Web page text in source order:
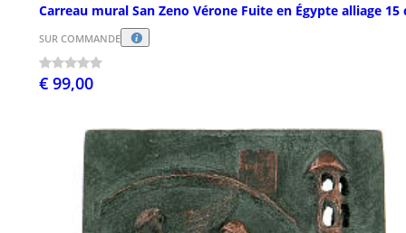
Carreau mural San Zeno Vérone Fuite en Égypte alliage 15
SUR COMMANDE
€ 99,00